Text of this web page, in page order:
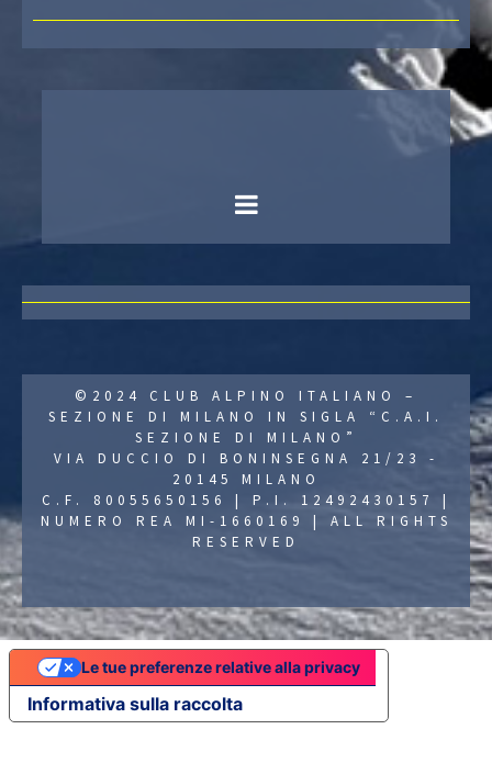
©2024 CLUB ALPINO ITALIANO –
SEZIONE DI MILANO IN SIGLA “C.A.I.
SEZIONE DI MILANO”
VIA DUCCIO DI BONINSEGNA 21/23 -
20145 MILANO
C.F. 80055650156 | P.I. 12492430157 |
NUMERO REA MI-1660169 | ALL RIGHTS
RESERVED
Informativa sulla raccolta
Le tue preferenze relative alla privacy